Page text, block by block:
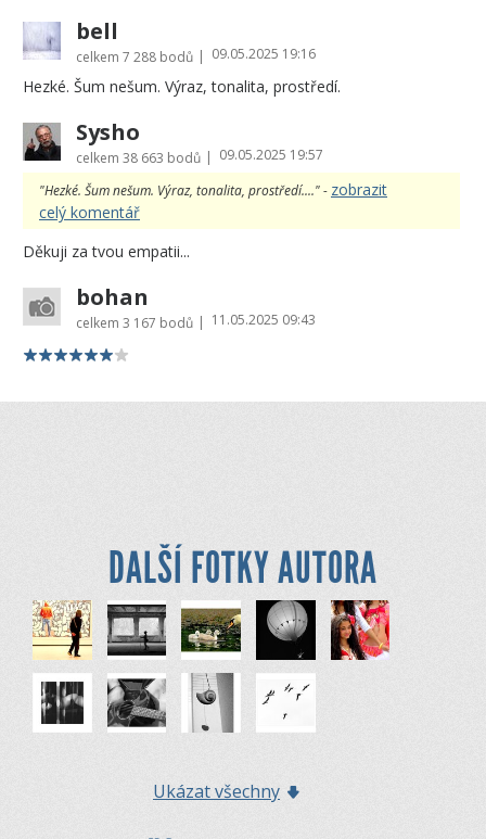
bell
celkem 7 288 bodů | 09.05.2025 19:16
Hezké. Šum nešum. Výraz, tonalita, prostředí.
Sysho
celkem 38 663 bodů | 09.05.2025 19:57
"Hezké. Šum nešum. Výraz, tonalita, prostředí...." - zobrazit
celý komentář
Děkuji za tvou empatii...
bohan
celkem 3 167 bodů | 11.05.2025 09:43
DALŠÍ FOTKY AUTORA
Ukázat všechny